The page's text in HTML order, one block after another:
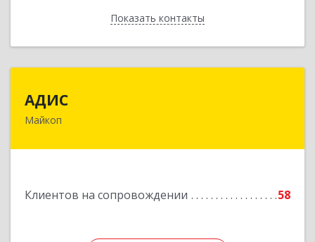
Показать контакты
Назад
АДИС
Майкоп
Клиентов на сопровождении 58